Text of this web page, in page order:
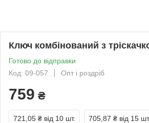
Ключ комбінований з
Готово до відправки
Код: 09-057
Опт і роздріб
759 ₴
721,05 ₴ від 10 шт. 705,87 ₴ від 15